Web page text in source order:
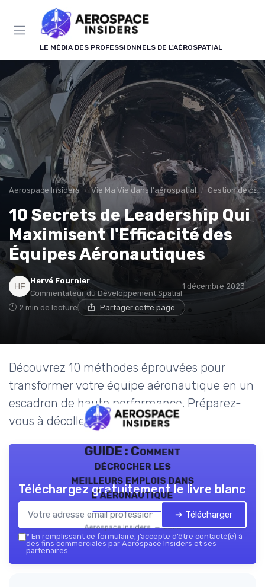
LE MÉDIA DES PROFESSIONNELS DE L'AÉROSPATIAL
Aerospace Insiders Vie Ma Vie dans l'aérospatial Gestion de
10 Secrets de Leadership Qui
Maximisent l'Efficacité des
Équipes Aéronautiques
Hervé Fournier
Commentateur du Développement Spatial
1 décembre 2023
2 min de lecture Partager cette page
Découvrez 10 méthodes éprouvées pour
transformer votre équipe aéronautique en un
escadron de haute performance. Préparez-
vous à décoller vers le succès!
GUIDE : Comment
décrocher les
meilleurs emplois dans
l’aéronautique
Aerospace Insiders — 2026
Téléchargez gratuitement le livre blanc
➔ Télécharger
* En remplissant ce formulaire, j’accepte d’être contacté(e) à
des fins commerciales par Aerospace Insiders et ses
partenaires.
Panneau de gestion des cookies